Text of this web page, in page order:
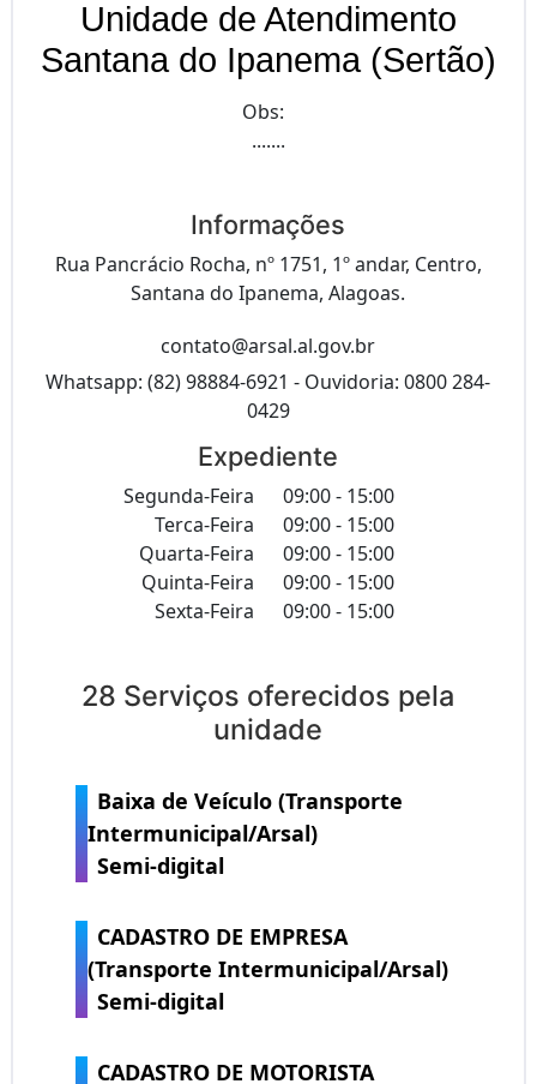
Unidade de Atendimento
Santana do Ipanema (Sertão)
Obs:
.......
Informações
Rua Pancrácio Rocha, nº 1751, 1º andar, Centro,
Santana do Ipanema, Alagoas.
contato@arsal.al.gov.br
Whatsapp: (82) 98884-6921 - Ouvidoria: 0800 284-
0429
Expediente
Segunda-Feira
09:00 - 15:00
Terca-Feira
09:00 - 15:00
Quarta-Feira
09:00 - 15:00
Quinta-Feira
09:00 - 15:00
Sexta-Feira
09:00 - 15:00
28 Serviços oferecidos pela
unidade
Baixa de Veículo (Transporte
Intermunicipal/Arsal)
Semi-digital
CADASTRO DE EMPRESA
(Transporte Intermunicipal/Arsal)
Semi-digital
CADASTRO DE MOTORISTA